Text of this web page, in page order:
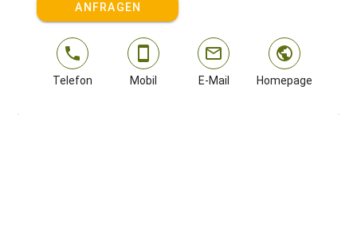
ANFRAGEN
Telefon Mobil E-Mail Homepage